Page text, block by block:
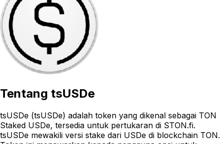
Tentang tsUSDe
tsUSDe (tsUSDe) adalah token yang dikenal sebagai TON
Staked USDe, tersedia untuk pertukaran di STON.fi.
tsUSDe mewakili versi stake dari USDe di blockchain TON.